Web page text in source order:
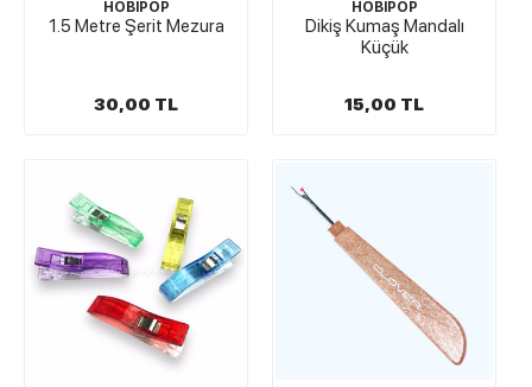
HOBİPOP
1.5 Metre Şerit Mezura
30,00 TL
HOBİPOP
Dikiş Kumaş Mandalı
Küçük
15,00 TL